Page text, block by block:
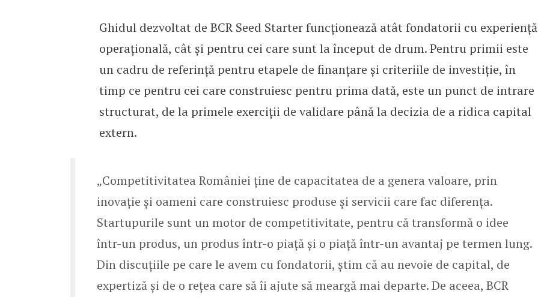
Ghidul dezvoltat de BCR Seed Starter funcționează atât fondatorii cu experiență
operațională, cât și pentru cei care sunt la început de drum. Pentru primii este
un cadru de referință pentru etapele de finanțare și criteriile de investiție, în
timp ce pentru cei care construiesc pentru prima dată, este un punct de intrare
structurat, de la primele exerciții de validare până la decizia de a ridica capital
extern.
„Competitivitatea României ține de capacitatea de a genera valoare, prin
inovație și oameni care construiesc produse și servicii care fac diferența.
Startupurile sunt un motor de competitivitate, pentru că transformă o idee
într-un produs, un produs într-o piață și o piață într-un avantaj pe termen lung.
Din discuțiile pe care le avem cu fondatorii, știm că au nevoie de capital, de
expertiză și de o rețea care să îi ajute să meargă mai departe. De aceea, BCR